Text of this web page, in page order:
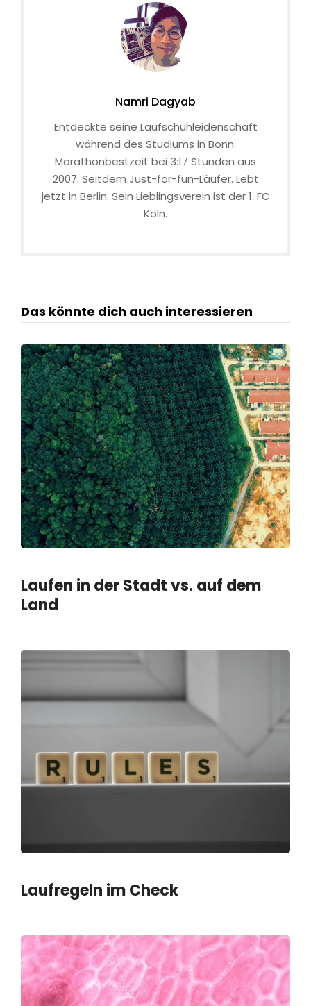
Namri Dagyab
Entdeckte seine Laufschuhleidenschaft
während des Studiums in Bonn.
Marathonbestzeit bei 3:17 Stunden aus
2007. Seitdem Just-for-fun-Läufer. Lebt
jetzt in Berlin. Sein Lieblingsverein ist der 1. FC
Köln.
Das könnte dich auch interessieren
Laufen in der Stadt vs. auf dem
Land
Laufregeln im Check